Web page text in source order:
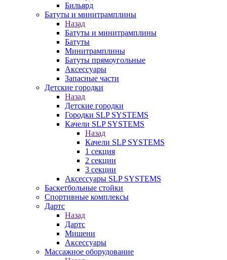
Бильяpд
Батуты и минитрамплины
Назад
Батуты и минитрамплины
Батуты
Минитрамплины
Батуты прямоугольные
Аксессуары
Запасные части
Детские городки
Назад
Детские городки
Городки SLP SYSTEMS
Качели SLP SYSTEMS
Назад
Качели SLP SYSTEMS
1 секция
2 секции
3 секции
Аксессуары SLP SYSTEMS
Баскетбольные стойки
Спортивные комплексы
Дартс
Назад
Дартс
Мишени
Аксессуары
Массажное оборудование